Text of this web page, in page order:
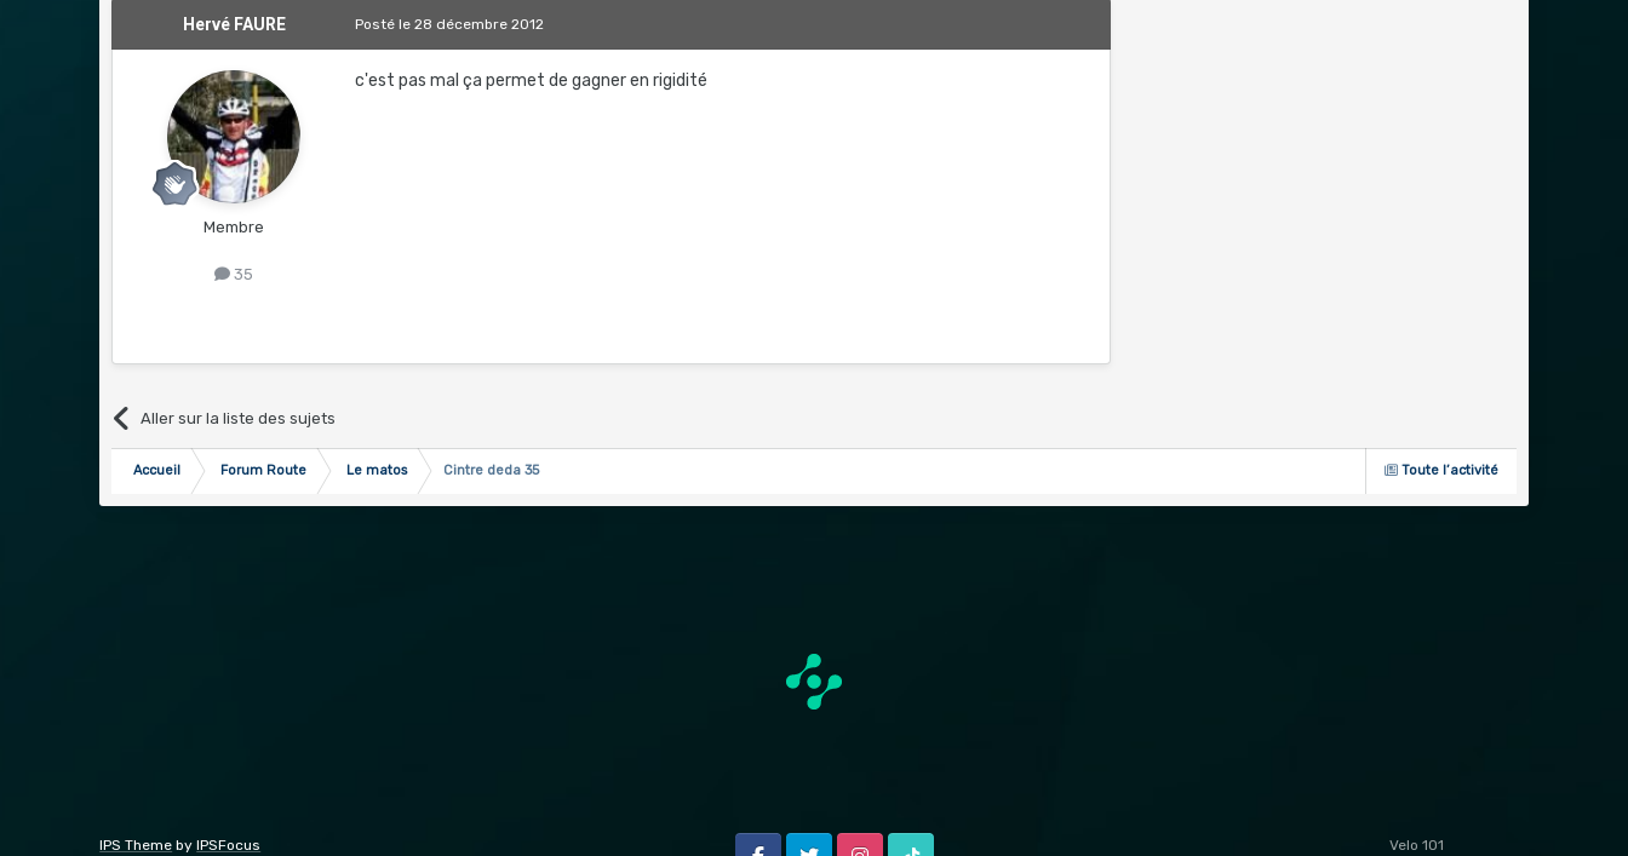
Hervé FAURE
Membre
35
Postéle 28 décembre 2012
c'est pas mal ça permet de gagner en rigidité
Aller sur la liste des sujets
Toute l’activité
Accueil Forum Route Le matos Cintre deda 35
IPS Theme byIPSFocus Velo 1O1